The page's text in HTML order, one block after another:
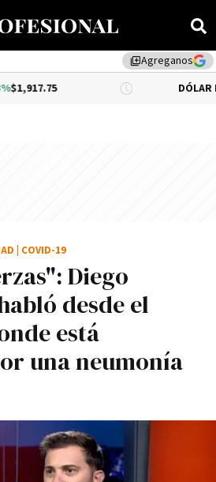
library_addAgreganos
DÓLAR BNA
Diego
desde el
está
una neumonía
COVID-19